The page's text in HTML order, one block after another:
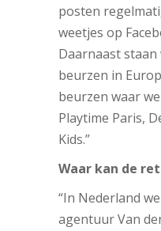
posten
weetjes op
Daarnaast
beurzen in
beurzen waar
Playtime Paris,
Kids.”
Waar kan de
“In Nederland
agentuur Van